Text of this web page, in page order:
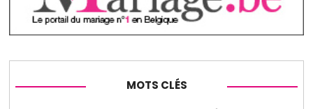
MOTS CLÉS